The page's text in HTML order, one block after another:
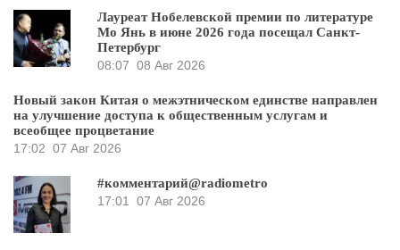
Лауреат Нобелевской премии по литературе
Мо Янь в июне 2026 года посещал Санкт-
Петербург
08:07 08 Авг 2026
Новый закон Китая о межэтническом единстве направлен
на улучшение доступа к общественным услугам и
всеобщее процветание
17:02 07 Авг 2026
#комментарий@radiometro
17:01
07 Авг 2026